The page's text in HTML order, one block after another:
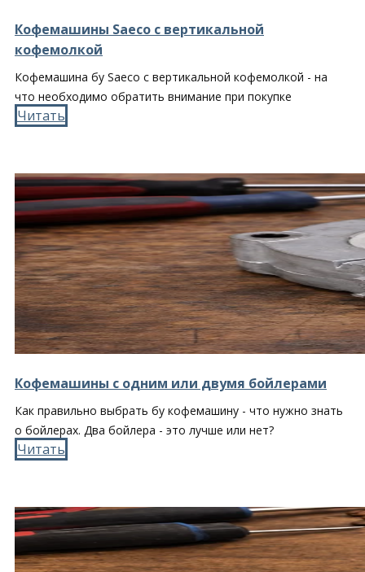
Кофемашины Saeco с вертикальной
кофемолкой
Кофемашина бу Saeco с вертикальной кофемолкой - на
что необходимо обратить внимание при покупке
Читать​
Кофемашины с одним или двумя бойлерами
Как правильно выбрать бу кофемашину - что нужно знать
о бойлерах. Два бойлера - это лучше или нет?
Читать​